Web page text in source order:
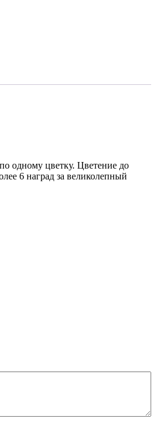
одному цветку. Цветение до
6 наград за великолепный